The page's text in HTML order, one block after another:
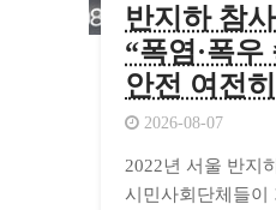
반지하 참
“폭염·폭우
안전 여전
2026-08-07
2022년 서울 반지
시민사회단체들이